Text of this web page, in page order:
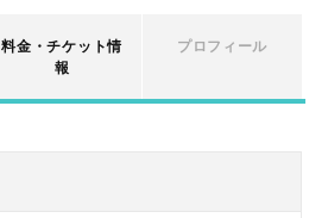
料金・チケット情
報
プロフィール